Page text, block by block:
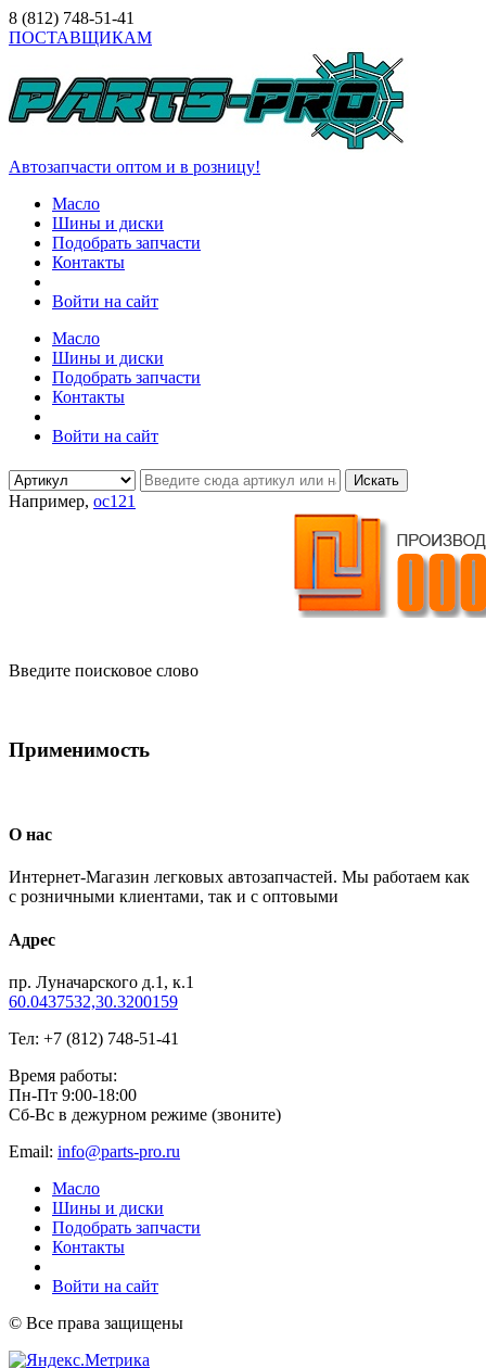
8 (812) 748-51-41
ПОСТАВЩИКАМ
Автозапчасти оптом и в розницу!
Масло
Шины и диски
Подобрать запчасти
Контакты
Войти на сайт
Масло
Шины и диски
Подобрать запчасти
Контакты
Войти на сайт
Например, oc121
Введите поисковое слово
Применимость
О нас
Интернет-Магазин легковых автозапчастей. Мы работаем как
с розничными клиентами, так и с оптовыми
Адрес
пр. Луначарского д.1, к.1
60.0437532,30.3200159
Тел: +7 (812) 748-51-41
Время работы:
Пн-Пт 9:00-18:00
Сб-Вс в дежурном режиме (звоните)
Email: info@parts-pro.ru
Масло
Шины и диски
Подобрать запчасти
Контакты
Войти на сайт
© Все права защищены